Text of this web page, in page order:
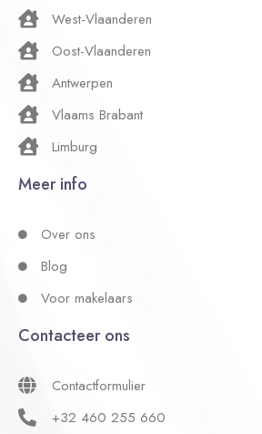
West-Vlaanderen
Oost-Vlaanderen
Antwerpen
Vlaams Brabant
Limburg
Meer info
Over ons
Blog
Voor makelaars
Contacteer ons
Contactformulier
+32 460 255 660